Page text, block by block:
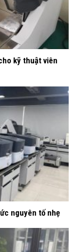
kỹ thuật viên
nguyên tố nhẹ